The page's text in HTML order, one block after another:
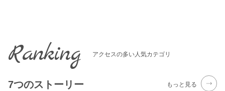
Ranking アクセスの多い人気カテゴリ
7つのストーリー もっと見る